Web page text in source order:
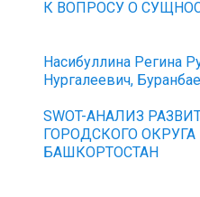
К ВОПРОСУ О
Насибуллина Регина
Нургалеевич,
SWOT-АНАЛИЗ
ГОРОДСКОГО
БАШКОРТОСТАН